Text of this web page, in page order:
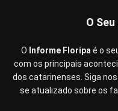
O
O Informe Floripaé o
com os principais
dos catarinenses. Siga
se atualizado sobre os